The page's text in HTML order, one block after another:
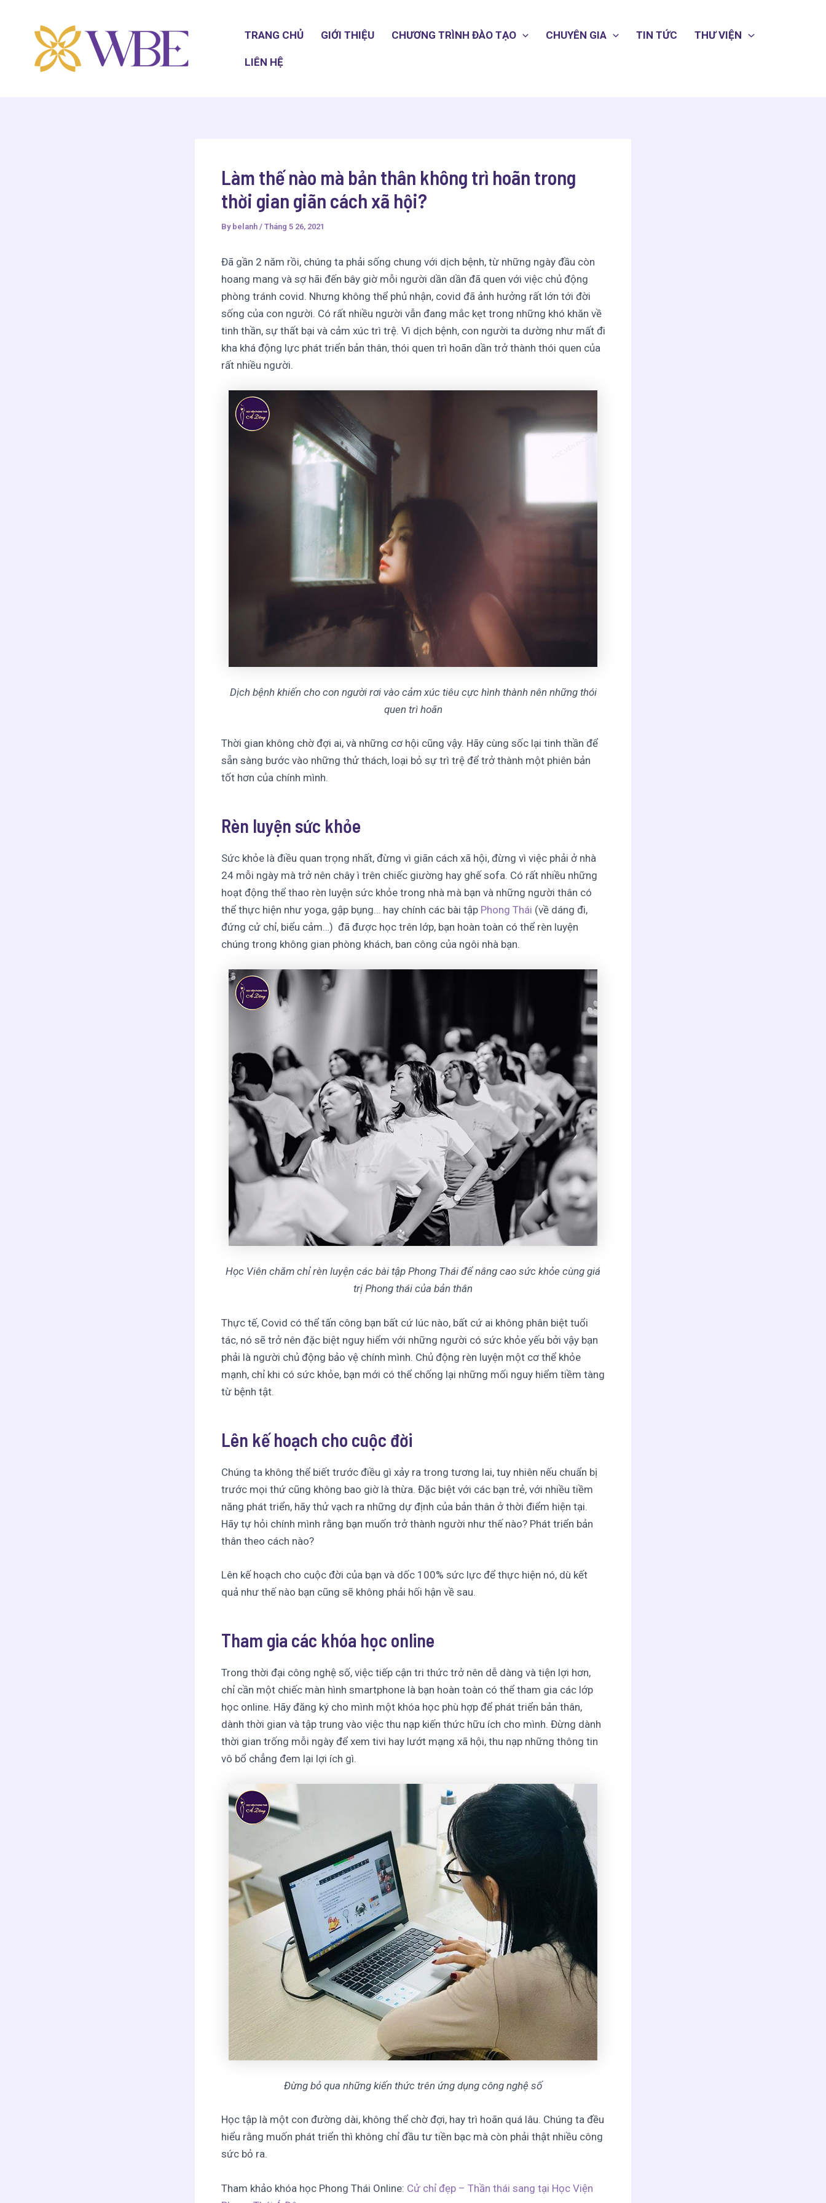
TRANG CHỦ GIỚI THIỆU CHƯƠNG TRÌNH ĐÀO TẠO CHUYÊN GIA TIN TỨC THƯ VIỆN
LIÊN HỆ
Làm thế nào mà bản thân không trì hoãn trong
thời gian giãn cách xã hội?
By belanh / Tháng 5 26, 2021
Đã gần 2 năm rồi, chúng ta phải sống chung với dịch bệnh, từ những ngày đầu còn
hoang mang và sợ hãi đến bây giờ mỗi người dần dần đã quen với việc chủ động
phòng tránh covid. Nhưng không thể phủ nhận, covid đã ảnh hưởng rất lớn tới đời
sống của con người. Có rất nhiều người vẫn đang mắc kẹt trong những khó khăn về
tinh thần, sự thất bại và cảm xúc trì trệ. Vì dịch bệnh, con người ta dường như mất đi
kha khá động lực phát triển bản thân, thói quen trì hoãn dần trở thành thói quen của
rất nhiều người.
Dịch bệnh khiến cho con người rơi vào cảm xúc tiêu cực hình thành nên những thói
quen trì hoãn
Thời gian không chờ đợi ai, và những cơ hội cũng vậy. Hãy cùng sốc lại tinh thần để
sẵn sàng bước vào những thử thách, loại bỏ sự trì trệ để trở thành một phiên bản
tốt hơn của chính mình.
Rèn luyện sức khỏe
Sức khỏe là điều quan trọng nhất, đừng vì giãn cách xã hội, đừng vì việc phải ở nhà
24 mỗi ngày mà trở nên chây ì trên chiếc giường hay ghế sofa. Có rất nhiều những
hoạt động thể thao rèn luyện sức khỏe trong nhà mà bạn và những người thân có
thể thực hiện như yoga, gập bụng… hay chính các bài tập Phong Thái (về dáng đi,
đứng cử chỉ, biểu cảm…) đã được học trên lớp, bạn hoàn toàn có thể rèn luyện
chúng trong không gian phòng khách, ban công của ngôi nhà bạn.
Học Viên chăm chỉ rèn luyện các bài tập Phong Thái để nâng cao sức khỏe cùng giá
trị Phong thái của bản thân
Thực tế, Covid có thể tấn công bạn bất cứ lúc nào, bất cứ ai không phân biệt tuổi
tác, nó sẽ trở nên đặc biệt nguy hiểm với những người có sức khỏe yếu bởi vậy bạn
phải là người chủ động bảo vệ chính mình. Chủ động rèn luyện một cơ thể khỏe
mạnh, chỉ khi có sức khỏe, bạn mới có thể chống lại những mối nguy hiểm tiềm tàng
từ bệnh tật.
Lên kế hoạch cho cuộc đời
Chúng ta không thể biết trước điều gì xảy ra trong tương lai, tuy nhiên nếu chuẩn bị
trước mọi thứ cũng không bao giờ là thừa. Đặc biệt với các bạn trẻ, với nhiều tiềm
năng phát triển, hãy thử vạch ra những dự định của bản thân ở thời điểm hiện tại.
Hãy tự hỏi chính mình rằng bạn muốn trở thành người như thế nào? Phát triển bản
thân theo cách nào?
Lên kế hoạch cho cuộc đời của bạn và dốc 100% sức lực để thực hiện nó, dù kết
quả như thế nào bạn cũng sẽ không phải hối hận về sau.
Tham gia các khóa học online
Trong thời đại công nghệ số, việc tiếp cận tri thức trở nên dễ dàng và tiện lợi hơn,
chỉ cần một chiếc màn hình smartphone là bạn hoàn toàn có thể tham gia các lớp
học online. Hãy đăng ký cho mình một khóa học phù hợp để phát triển bản thân,
dành thời gian và tập trung vào việc thu nạp kiến thức hữu ích cho mình. Đừng dành
thời gian trống mỗi ngày để xem tivi hay lướt mạng xã hội, thu nạp những thông tin
vô bổ chẳng đem lại lợi ích gì.
Đừng bỏ qua những kiến thức trên ứng dụng công nghệ số
Học tập là một con đường dài, không thể chờ đợi, hay trì hoãn quá lâu. Chúng ta đều
hiểu rằng muốn phát triển thì không chỉ đầu tư tiền bạc mà còn phải thật nhiều công
sức bỏ ra.
Tham khảo khóa học Phong Thái Online: Cử chỉ đẹp – Thần thái sang tại Học Viện